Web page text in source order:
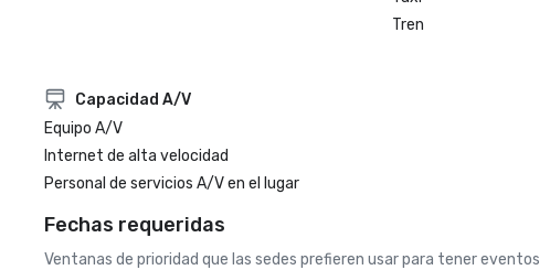
Tren
Capacidad A/V
Equipo A/V
Internet de alta velocidad
Personal de servicios A/V en el lugar
Fechas requeridas
Ventanas de prioridad que las sedes prefieren usar para tener eventos